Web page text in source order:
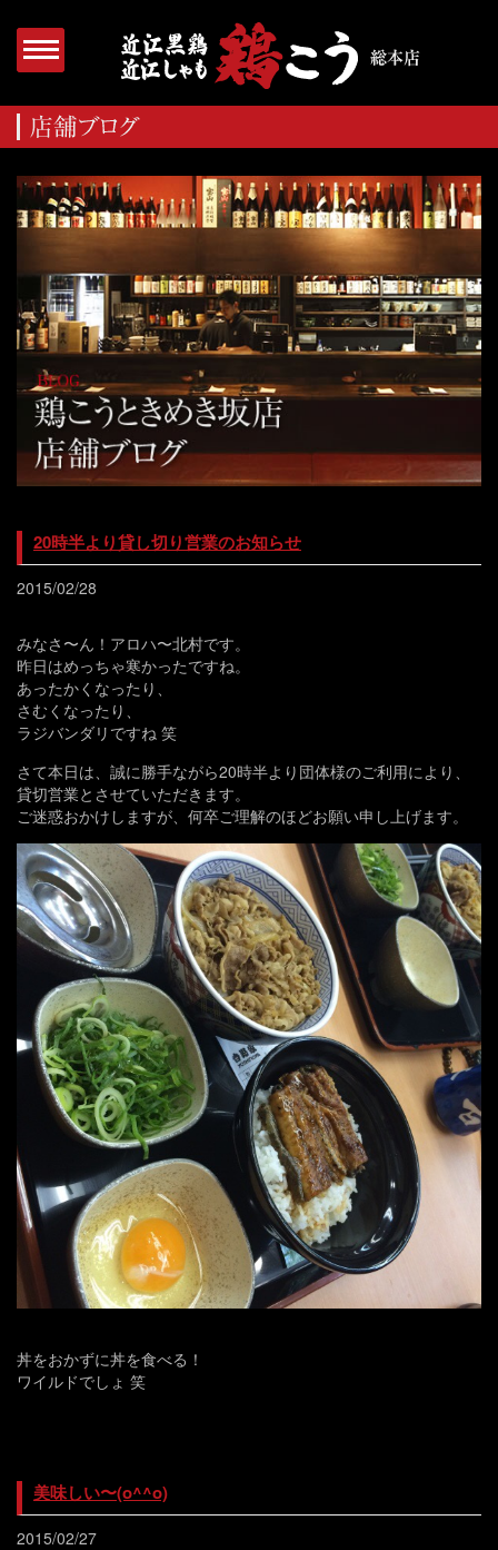
20時半より貸し切り営業のお知らせ
2015/02/28
みなさ〜ん！アロハ〜北村です。
昨日はめっちゃ寒かったですね。
あったかくなったり、
さむくなったり、
ラジバンダリですね 笑
さて本日は、誠に勝手ながら20時半より団体様のご利用により、
貸切営業とさせていただきます。
ご迷惑おかけしますが、何卒ご理解のほどお願い申し上げます。
丼をおかずに丼を食べる！
ワイルドでしょ 笑
美味しい〜(o^^o)
2015/02/27